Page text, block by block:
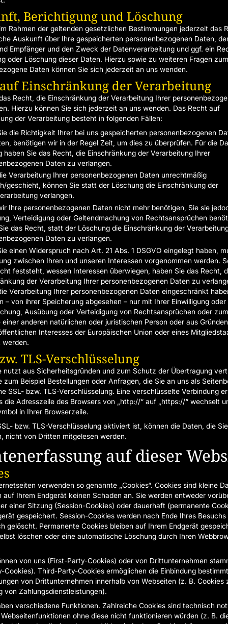
Berichtigung und Löschung
Rahmen der geltenden gesetzlichen Bestimmungen jederzeit das
Auskunft über Ihre gespeicherten personenbezogenen Daten,
Empfänger und den Zweck der Datenverarbeitung und ggf. ein
oder Löschung dieser Daten. Hierzu sowie zu weiteren Fragen
Daten können Sie sich jederzeit an uns wenden.
Einschränkung der Verarbeitung
Recht, die Einschränkung der Verarbeitung Ihrer
Hierzu können Sie sich jederzeit an uns wenden. Das Recht auf
der Verarbeitung besteht in folgenden Fällen:
die Richtigkeit Ihrer bei uns gespeicherten personenbezogenen
benötigen wir in der Regel Zeit, um dies zu überprüfen. Für die
haben Sie das Recht, die Einschränkung der Verarbeitung Ihrer
Daten zu verlangen.
Verarbeitung Ihrer personenbezogenen Daten unrechtmäßig
geschieht, können Sie statt der Löschung die Einschränkung der
verlangen.
Ihre personenbezogenen Daten nicht mehr benötigen, Sie sie
Verteidigung oder Geltendmachung von Rechtsansprüchen
das Recht, statt der Löschung die Einschränkung der
Daten zu verlangen.
einen Widerspruch nach Art. 21 Abs. 1 DSGVO eingelegt haben,
zwischen Ihren und unseren Interessen vorgenommen werden.
feststeht, wessen Interessen überwiegen, haben Sie das Recht,
der Verarbeitung Ihrer personenbezogenen Daten zu
Verarbeitung Ihrer personenbezogenen Daten eingeschränkt
– von ihrer Speicherung abgesehen – nur mit Ihrer Einwilligung oder
Ausübung oder Verteidigung von Rechtsansprüchen oder
einer anderen natürlichen oder juristischen Person oder aus
Interesses der Europäischen Union oder eines
TLS-Verschlüsselung
nutzt aus Sicherheitsgründen und zum Schutz der Übertragung
zum Beispiel Bestellungen oder Anfragen, die Sie an uns als
SSL- bzw. TLS-Verschlüsselung. Eine verschlüsselte Verbindung
die Adresszeile des Browsers von „http://“ auf „https://“ wechselt
in Ihrer Browserzeile.
bzw. TLS-Verschlüsselung aktiviert ist, können die Daten, die
nicht von Dritten mitgelesen werden.
auf dieser
verwenden so genannte „Cookies“. Cookies sind kleine
auf Ihrem Endgerät keinen Schaden an. Sie werden entweder
einer Sitzung (Session-Cookies) oder dauerhaft (permanente
gespeichert. Session-Cookies werden nach Ende Ihres Besuchs
gelöscht. Permanente Cookies bleiben auf Ihrem Endgerät
löschen oder eine automatische Löschung durch Ihren
von uns (First-Party-Cookies) oder von Drittunternehmen
Cookies). Third-Party-Cookies ermöglichen die Einbindung
von Drittunternehmen innerhalb von Webseiten (z. B. Cookies
von Zahlungsdienstleistungen).
verschiedene Funktionen. Zahlreiche Cookies sind technisch
ohne diese nicht funktionieren würden (z. B.